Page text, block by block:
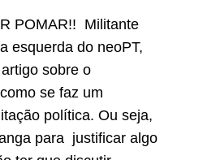
POMAR!! Militante
esquerda do neoPT,
sobre o
se faz um
política. Ou seja,
para justificar algo